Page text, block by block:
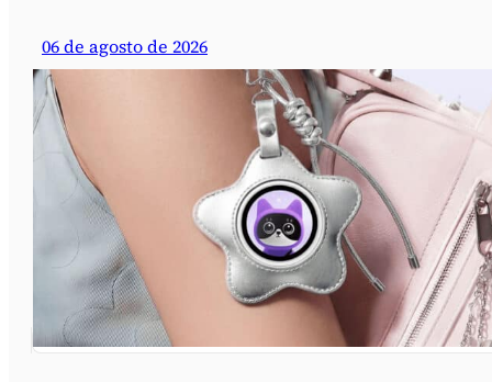
06 de agosto de 2026